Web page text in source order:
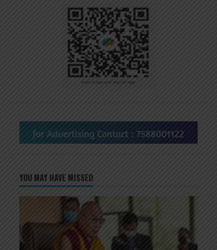
YOU MAY HAVE MISSED